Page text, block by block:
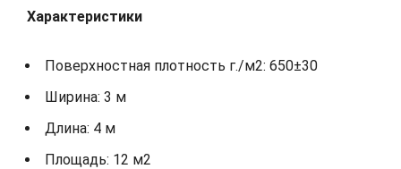
Характеристики
Поверхностная плотность г./м2: 650±30
Ширина: 3 м
Длина: 4 м
Площадь: 12 м2